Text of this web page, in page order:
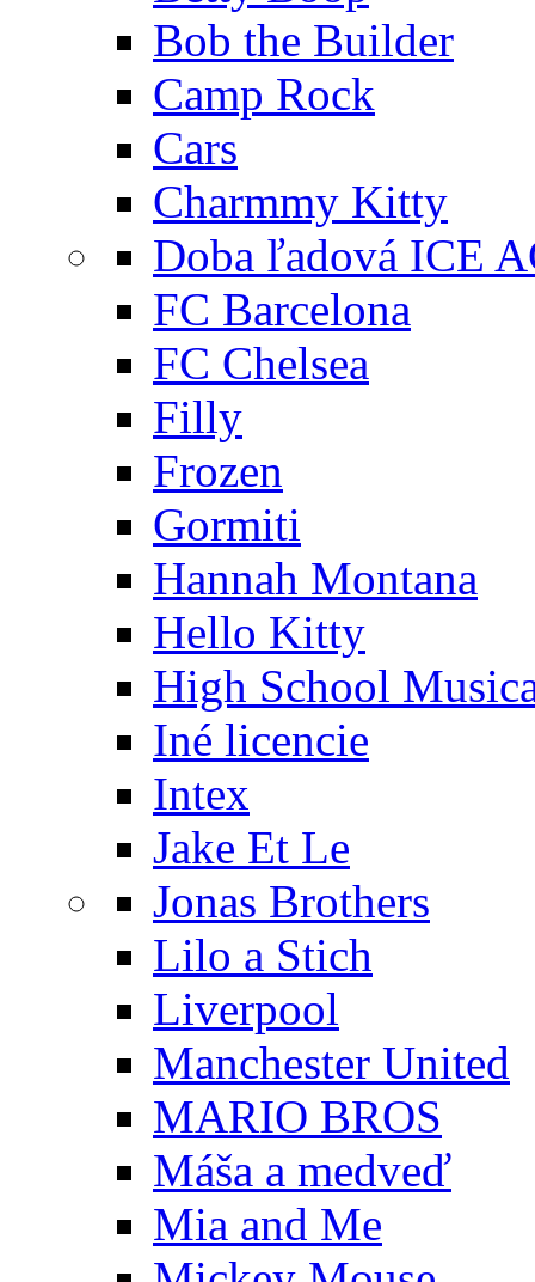
Bob the Builder
Camp Rock
Cars
Charmmy Kitty
Doba ľadová ICE
FC Barcelona
FC Chelsea
Filly
Frozen
Gormiti
Hannah Montana
Hello Kitty
High School
Iné licencie
Intex
Jake Et Le
Jonas Brothers
Lilo a Stich
Liverpool
Manchester United
MARIO BROS
Máša a medveď
Mia and Me